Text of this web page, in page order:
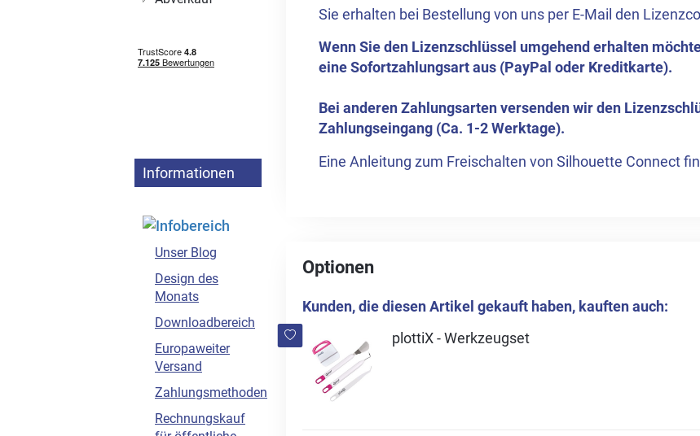
Sie erhalten bei Bestellung von uns per E-Mail den
Wenn Sie den Lizenzschlüssel umgehend erhalten
eine Sofortzahlungsart aus (PayPal oder Kreditkarte).
Bei anderen Zahlungsarten versenden wir den
Zahlungseingang (Ca. 1-2 Werktage).
Eine Anleitung zum Freischalten von Silhouette Connect
Optionen
Kunden, die diesen Artikel gekauft haben, kauften auch:
plottiX - Werkzeugset
Informationen
Unser Blog
Design des
Monats
Downloadbereich
Europaweiter
Versand
Zahlungsmethoden
Rechnungskauf